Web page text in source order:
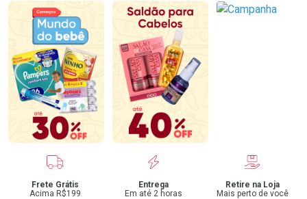
Benefícios
Frete Grátis
Acima R$199
Entrega
Em até 2 horas
Retire na Loja
Mais perto de você